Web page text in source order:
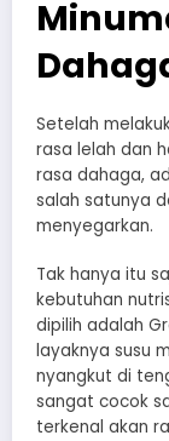
Setelah
rasa lelah dan
rasa dahaga,
salah satunya
menyegarkan.
Tak hanya itu
kebutuhan
dipilih adalah
layaknya susu
nyangkut di
sangat cocok
terkenal akan